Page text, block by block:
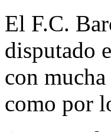
El F.C.
disputado
con
como por